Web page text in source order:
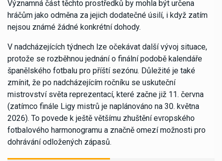
Významná část těchto prostředků by mohla být určena
hráčům jako odměna za jejich dodatečné úsilí, i když zatím
nejsou známé žádné konkrétní dohody.
V nadcházejících týdnech lze očekávat další vývoj situace,
protože se rozběhnou jednání o finální podobě kalendáře
španělského fotbalu pro příští sezónu. Důležité je také
zmínit, že po nadcházejícím ročníku se uskuteční
mistrovství světa reprezentací, které začne již 11. června
(zatímco finále Ligy mistrů je naplánováno na 30. května
2026). To povede k ještě většímu zhuštění evropského
fotbalového harmonogramu a značně omezí možnosti pro
dohrávání odložených zápasů.